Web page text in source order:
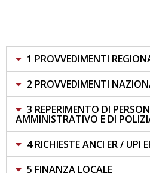
1 PROVVEDIMENTI
2 PROVVEDIMENTI
3 REPERIMENTO DI
AMMINISTRATIVO E DI
4 RICHIESTE ANCI ER / UPI
5 FINANZA LOCALE